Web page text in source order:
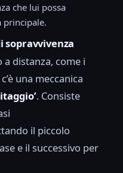
che lui possa
principale.
sopravvivenza
distanza, come i
una meccanica
. Consiste
il piccolo
e il successivo per